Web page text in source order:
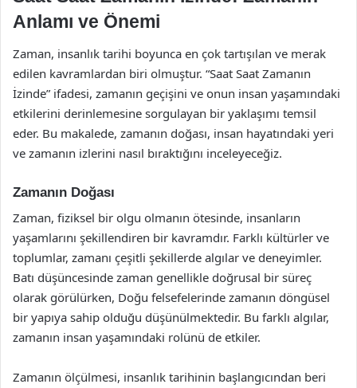
Anlamı ve Önemi
Zaman, insanlık tarihi boyunca en çok tartışılan ve merak
edilen kavramlardan biri olmuştur. “Saat Saat Zamanın
İzinde” ifadesi, zamanın geçişini ve onun insan yaşamındaki
etkilerini derinlemesine sorgulayan bir yaklaşımı temsil
eder. Bu makalede, zamanın doğası, insan hayatındaki yeri
ve zamanın izlerini nasıl bıraktığını inceleyeceğiz.
Zamanın Doğası
Zaman, fiziksel bir olgu olmanın ötesinde, insanların
yaşamlarını şekillendiren bir kavramdır. Farklı kültürler ve
toplumlar, zamanı çeşitli şekillerde algılar ve deneyimler.
Batı düşüncesinde zaman genellikle doğrusal bir süreç
olarak görülürken, Doğu felsefelerinde zamanın döngüsel
bir yapıya sahip olduğu düşünülmektedir. Bu farklı algılar,
zamanın insan yaşamındaki rolünü de etkiler.
Zamanın ölçülmesi, insanlık tarihinin başlangıcından beri